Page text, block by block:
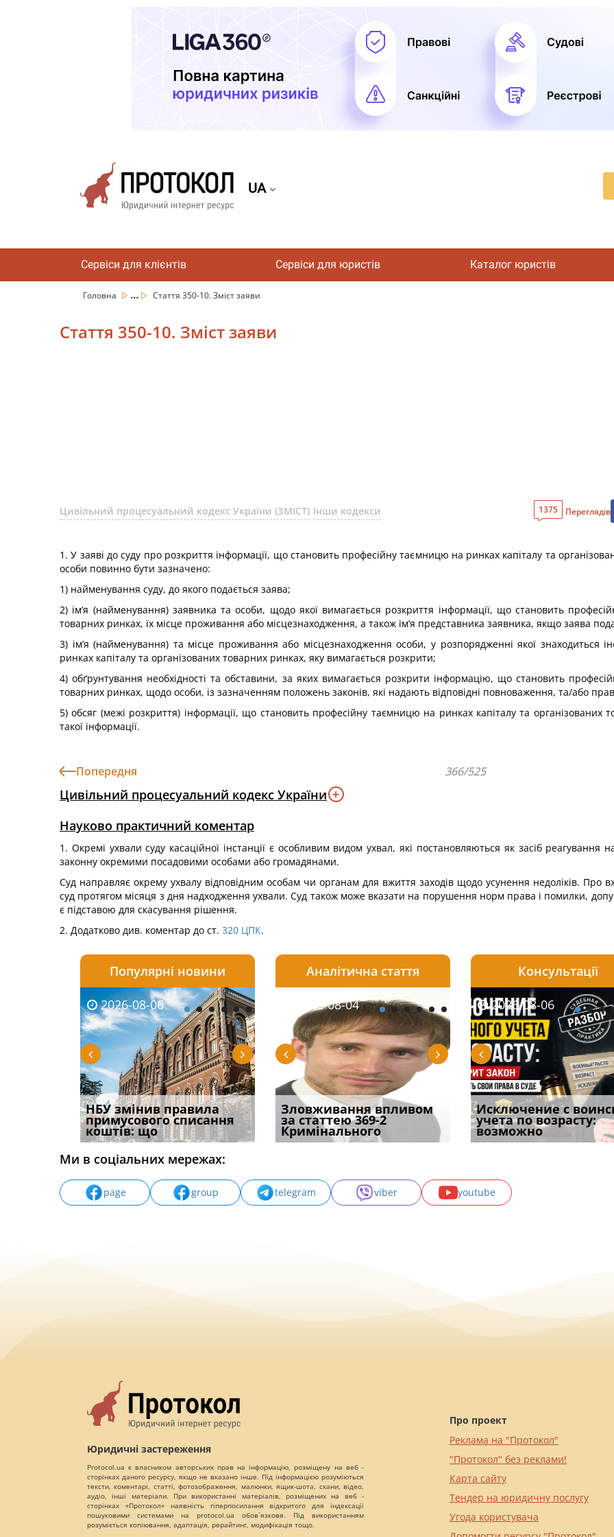
UA
Сервіси для клієнтів Сервіси для юристів Каталог юристів
Головна ... Стаття 350-10. Зміст заяви
Стаття 350-10. Зміст заяви
Цивільний процесуальний кодекс України (ЗМІСТ) Інши кодекси 1375 Переглядів
1. У заяві до суду про розкриття інформації, що становить професійну таємницю на ринках капіталу та
особи повинно бути зазначено:
1) найменування суду, до якого подається заява;
2) ім’я (найменування) заявника та особи, щодо якої вимагається розкриття інформації, що становить
товарних ринках, їх місце проживання або місцезнаходження, а також ім’я представника заявника, якщо заява
3) ім’я (найменування) та місце проживання або місцезнаходження особи, у розпорядженні якої знаходиться
ринках капіталу та організованих товарних ринках, яку вимагається розкрити;
4) обґрунтування необхідності та обставини, за яких вимагається розкрити інформацію, що становить
товарних ринках, щодо особи, із зазначенням положень законів, які надають відповідні повноваження, та/або
5) обсяг (межі розкриття) інформації, що становить професійну таємницю на ринках капіталу та
такої інформації.
Попередня 366/525
Цивільний процесуальний кодекс України
Науково практичний коментар
1. Окремі ухвали суду касаційної інстанції є особливим видом ухвал, які постановляються як засіб реагування
законну окремими посадовими особами або громадянами.
Суд направляє окрему ухвалу відповідним особам чи органам для вжиття заходів щодо усунення недоліків. Про
суд протягом місяця з дня надходження ухвали. Суд також може вказати на порушення норм права і помилки,
є підставою для скасування рішення.
2. Додатково див. коментар до ст. 320 ЦПК.
Популярні новини
2026-08-06
НБУ змінив правила
примусового списання
коштів: що
2026-08-06
Якщо суд встановив для
відшкодування шкоди
наявніс
2026-08-06
Документи, на яких не
проставляється
апостиль: пер
Аналітична стаття
2026-08-03
Водії можуть отримати
компенсацію за
незаконні дії
2026-08-04
Зловживання впливом
за статтею 369-2
Кримінального
2026-08-04
Переоформлення
відстрочки за іншою
підставою: нов
Консультації
2026-08-05
Особливості захисту у
кримінальному
провадженні: я
2026-08-06
Исключение с
учета по возрасту:
возможно
2026-07-30
Восьмий ААС
підтвердив, що
може скас
Ми в соціальних мережах:
page group telegram viber youtube
Юридичні застереження
Protocol.ua є власником авторських прав на інформацію, розміщену на веб -
сторінках даного ресурсу, якщо не вказано інше. Під інформацією розуміються
тексти, коментарі, статті, фотозображення, малюнки, ящик-шота, скани, відео,
аудіо, інші матеріали. При використанні матеріалів, розміщених на веб -
сторінках «Протокол» наявність гіперпосилання відкритого для індексації
пошуковими системами на protocol.ua обов`язкове. Під використанням
розуміється копіювання, адаптація, рерайтинг, модифікація тощо.
Про проект
Реклама на "Протокол"
"Протокол" без реклами!
Карта сайту
Тендер на юридичну послугу
Угода користувача